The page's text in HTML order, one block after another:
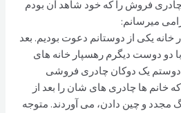
فروش را که خود شاهد آن بودم
میرسانم:
خانه یکی از دوستانم دعوت بودیم. بعد
دو دوست دیگرم رهسپار خانه های
یک دوکان چادری فروشی
خانم ها چادری های شان را بعد از
و چین دادن، می آوردند. متوجه